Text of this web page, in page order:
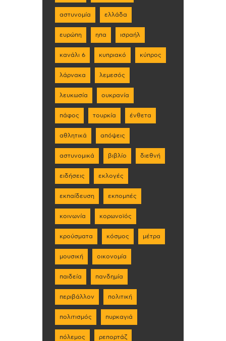
αστυνομία ελλάδα
ευρώπη ηπα ισραήλ
κανάλι 6 κυπριακό κύπρος
λάρνακα λεμεσός
λευκωσία ουκρανία
πάφος τουρκία ένθετα
αθλητικά απόψεις
αστυνομικά βιβλίο διεθνή
ειδήσεις εκλογές
εκπαίδευση εκπομπές
κοινωνία κορωνοϊός
κρούσματα κόσμος μέτρα
μουσική οικονομία
παιδεία πανδημία
περιβάλλον πολιτική
πολιτισμός πυρκαγιά
πόλεμος ρεπορτάζ